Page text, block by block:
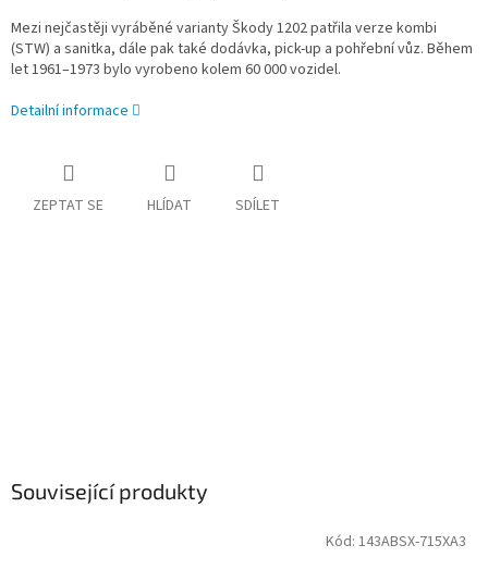
Mezi nejčastěji vyráběné varianty Škody 1202 patřila verze kombi
(STW) a sanitka, dále pak také dodávka, pick-up a pohřební vůz. Během
let 1961–1973 bylo vyrobeno kolem 60 000 vozidel.
Detailní informace
ZEPTAT SE HLÍDAT SDÍLET
Související produkty
Kód: 143ABSX-715XA3